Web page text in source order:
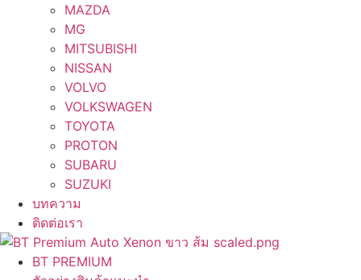
MAZDA
MG
MITSUBISHI
NISSAN
VOLVO
VOLKSWAGEN
TOYOTA
PROTON
SUBARU
SUZUKI
บทความ
ติดต่อเรา
BT PREMIUM